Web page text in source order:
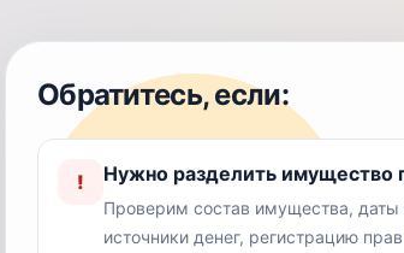
Обратитесь, если:
! Нужно разделить имущество
Проверим состав имущества, даты
источники денег, регистрацию